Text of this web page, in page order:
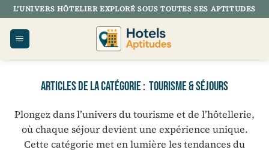
Passer
au
contenu
L’UNIVERS HÔTELIER EXPLORÉ SOUS TOUTES SES APTITUDES
TOURISME & SÉJOURS
Plongez dans l’univers du tourisme et de l’hôtellerie,
où chaque séjour devient une expérience unique.
Cette catégorie met en lumière les tendances du